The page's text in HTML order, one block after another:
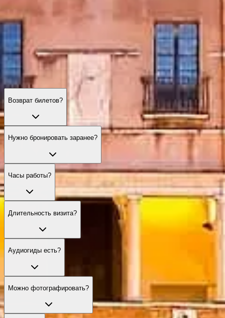
Возврат билетов?
Нужно бронировать заранее?
Часы работы?
Длительность визита?
Аудиогиды есть?
Можно фотографировать?